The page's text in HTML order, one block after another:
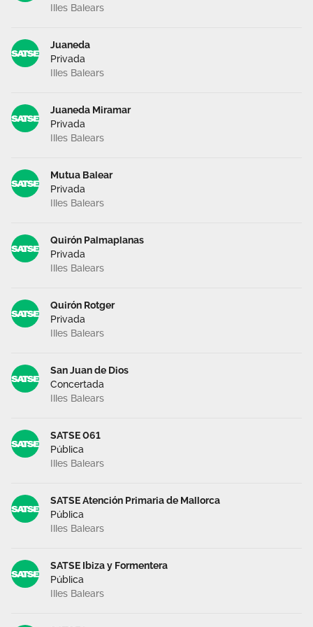
Publicaciones
CIDEFIB
Illes Balears
Juaneda
Privada
Illes Balears
Juaneda Miramar
Privada
Illes Balears
Mutua Balear
Privada
Illes Balears
Quirón Palmaplanas
Privada
Illes Balears
Quirón Rotger
Privada
Illes Balears
San Juan de Dios
Concertada
Illes Balears
SATSE 061
Pública
Illes Balears
SATSE Atención Primaria de Mallorca
Pública
Illes Balears
SATSE Ibiza y Formentera
Pública
Illes Balears